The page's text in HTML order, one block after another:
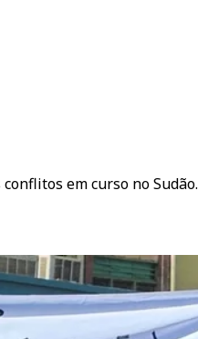
em curso no Sudão.